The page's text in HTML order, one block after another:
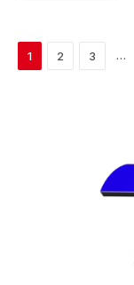
1 2 3 …